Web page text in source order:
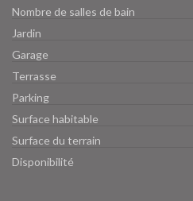
Nombre de salles de bain
Jardin
Garage
Terrasse
Parking
Surface habitable
Surface du terrain
Disponibilité